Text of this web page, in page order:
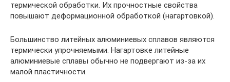
термической обработки. Их прочностные свойства
повышают деформационной обработкой (нагартовкой).
Большинство литейных алюминиевых сплавов являются
термически упрочняемыми. Нагартовке литейные
алюминиевые сплавы обычно не подвергают из-за их
малой пластичности.